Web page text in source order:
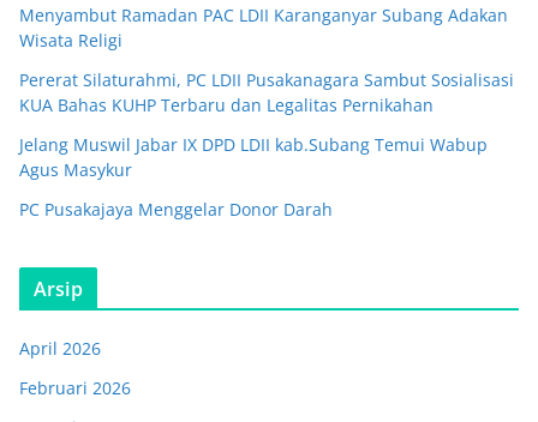
Menyambut Ramadan PAC LDII Karanganyar Subang Adakan
Wisata Religi
Pererat Silaturahmi, PC LDII Pusakanagara Sambut Sosialisasi
KUA Bahas KUHP Terbaru dan Legalitas Pernikahan
Jelang Muswil Jabar IX DPD LDII kab.Subang Temui Wabup
Agus Masykur
PC Pusakajaya Menggelar Donor Darah
Arsip
April 2026
Februari 2026